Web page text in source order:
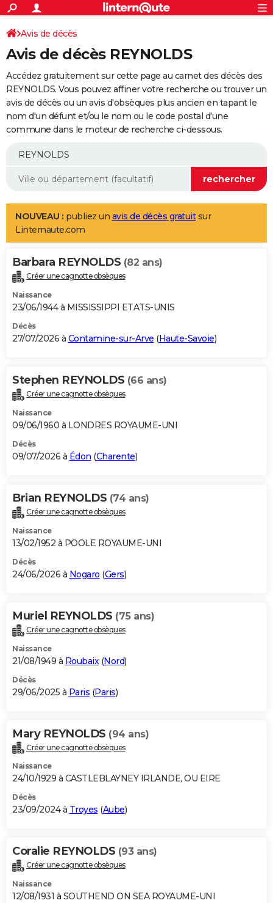
ACTUALITÉS
Politique
Société
Faits Divers
Education
Monde
Villes
+
SPORT
Coupe du monde 2026
Football
Tennis
Cyclisme
Rugby
Forum
Programme TV
TNT
Streaming
Cinéma
Sorties cinéma
Musique
+
FINANCE
Retraite
Epargne
Immobilier
Risques naturels par ville
Banque
Assurance
AUTO
Essais
Réserver un essai
Citadines
Berlines
SUV
Forum auto
+
Mobiles
Meilleur smartphone
Internet
Ordinateurs
Jeux vidéo
Guide high-tech
Aménagement intérieur
LIFESTYLE
Art de vivre
Bien-être
Loisirs
Mode
Modes de vie
Alimentation
Guide de la santé
Maladies
Médicaments
Sommeil
VOYAGE
Destinations
City break
Voyage nature
Voyage de noces
Forum
Climat
+PHOTO
GUIDES D'ACHAT
BONS PLANS
Carte de Noël
Carte Bonne année
Carte Saint-Valentin
Carte Pâques
Carte d'anniversaire
DICTIONNAIRE
Dictionnaire
Biographies
Citations
Expressions
Proverbes
PROGRAMME TV
S'inscrire
Se connecter
Lycées
Collèges
Primaires
Universités
Entreprises
Service militaire
Avis de recherche
AVIS DE DÉCÈS
Bricolage
Lifestyle
Culture
Sport
Auto
Television
Voyage
Cinema
Avis de décès
Avis de décès REYNOLDS
Accédez gratuitement sur cette page au carnet des décès des
REYNOLDS. Vous pouvez affiner votre recherche ou trouver un
avis de décès ou un avis d'obsèques plus ancien en tapant le
nom d'un défunt et/ou le nom ou le code postal d'une
commune dans le moteur de recherche ci-dessous.
NOUVEAU : publiez un avis de décès gratuitsur
Linternaute.com
Barbara REYNOLDS (82 ans)
Créer une cagnotte obsèques
Naissance
23/06/1944 à MISSISSIPPI ETATS-UNIS
Décès
27/07/2026 à Contamine-sur-Arve (Haute-Savoie)
Stephen REYNOLDS (66 ans)
Créer une cagnotte obsèques
Naissance
09/06/1960 à LONDRES ROYAUME-UNI
Décès
09/07/2026 à Édon (Charente)
Brian REYNOLDS (74 ans)
Créer une cagnotte obsèques
Naissance
13/02/1952 à POOLE ROYAUME-UNI
Décès
24/06/2026 à Nogaro (Gers)
Muriel REYNOLDS (75 ans)
Créer une cagnotte obsèques
Naissance
21/08/1949 à Roubaix (Nord)
Décès
29/06/2025 à Paris (Paris)
Mary REYNOLDS (94 ans)
Créer une cagnotte obsèques
Naissance
24/10/1929 à CASTLEBLAYNEY IRLANDE, OU EIRE
Décès
23/09/2024 à Troyes (Aube)
Coralie REYNOLDS (93 ans)
Créer une cagnotte obsèques
Naissance
12/08/1931 à SOUTHEND ON SEA ROYAUME-UNI